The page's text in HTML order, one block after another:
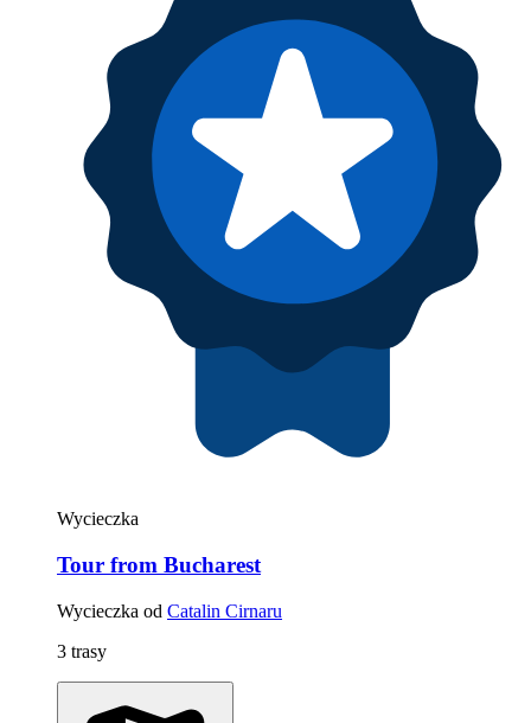
Wycieczka
Tour from Bucharest
Wycieczka od Catalin Cirnaru
3 trasy